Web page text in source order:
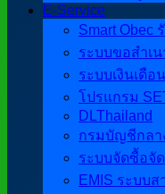
E-Service
Smart Obec
ระบบขอสำเ
ระบบเงินเดือ
โปรแกรม
DLThailand
กรมบัญชีกลา
ระบบจัดซื้อจั
EMIS ระบบ